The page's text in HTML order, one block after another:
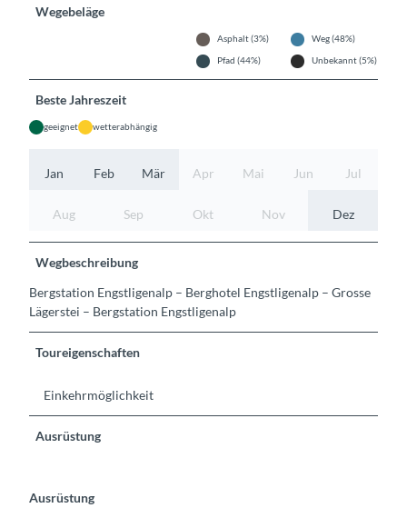
Wegebeläge
Asphalt (3%)
Weg (48%)
Pfad (44%)
Unbekannt (5%)
Beste Jahreszeit
geeignet wetterabhängig
Jan Feb Mär Apr Mai Jun Jul
Aug Sep Okt Nov Dez
Wegbeschreibung
Bergstation Engstligenalp – Berghotel Engstligenalp – Grosse
Lägerstei – Bergstation Engstligenalp
Toureigenschaften
Einkehrmöglichkeit
Ausrüstung
Ausrüstung